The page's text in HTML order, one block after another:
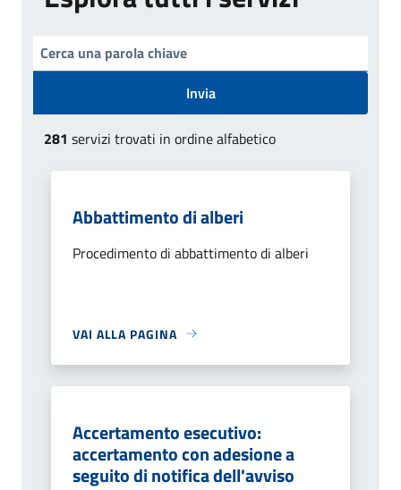
Invia
281 servizi trovati in ordine alfabetico
Abbattimento di alberi
Procedimento di abbattimento di alberi
VAI ALLA PAGINA
Accertamento esecutivo:
accertamento con adesione a
seguito di notifica dell'avviso